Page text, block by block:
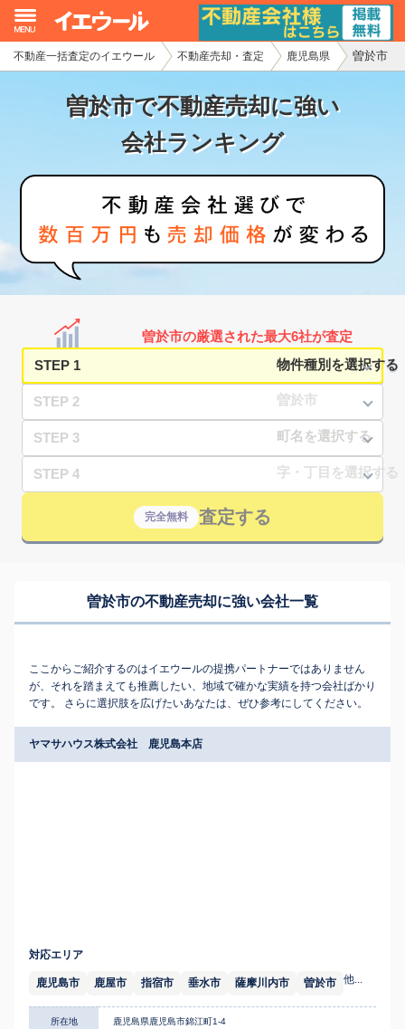
不動産一括査定のイエウール 不動産売却・査定 鹿児島県 曽於市
曽於市で不動産売却に強い
会社ランキング
曽於市の厳選された最大6社が査定
STEP 1
STEP 2
STEP 3
STEP 4
完全無料 査定する
曽於市の不動産売却に強い会社一覧
ここからご紹介するのはイエウールの提携パートナーではありません
が、それを踏まえても推薦したい、地域で確かな実績を持つ会社ばかり
です。 さらに選択肢を広げたいあなたは、ぜひ参考にしてください。
ヤマサハウス株式会社 鹿児島本店
対応エリア
鹿児島市 鹿屋市 指宿市 垂水市 薩摩川内市 曽於市 他...
所在地 鹿児島県鹿児島市錦江町1-4
イエウール加盟希望の不動産会社様
初めての方へ
不動産の売却・一括査定
家査定シミュレーター
お問い合わせ